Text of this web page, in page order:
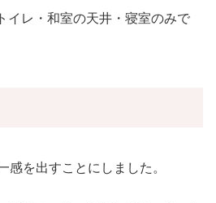
イレ・和室の天井・寝室のみで
感を出すことにしました。